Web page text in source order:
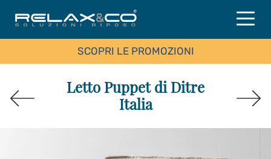
SCOPRI LE PROMOZIONI
Letto Puppet di Ditre
Italia